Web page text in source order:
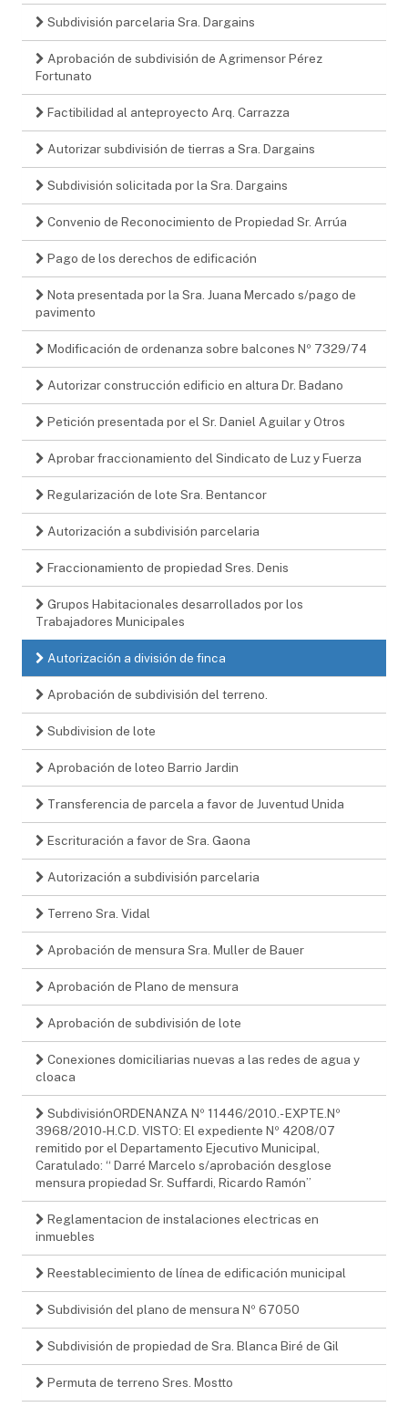
Subdivisión parcelaria Sra. Dargains
Aprobación de subdivisión de Agrimensor Pérez
Fortunato
Factibilidad al anteproyecto Arq. Carrazza
Autorizar subdivisión de tierras a Sra. Dargains
Subdivisión solicitada por la Sra. Dargains
Convenio de Reconocimiento de Propiedad Sr. Arrúa
Pago de los derechos de edificación
Nota presentada por la Sra. Juana Mercado s/pago de
pavimento
Modificación de ordenanza sobre balcones Nº 7329/74
Autorizar construcción edificio en altura Dr. Badano
Petición presentada por el Sr. Daniel Aguilar y Otros
Aprobar fraccionamiento del Sindicato de Luz y Fuerza
Regularización de lote Sra. Bentancor
Autorización a subdivisión parcelaria
Fraccionamiento de propiedad Sres. Denis
Grupos Habitacionales desarrollados por los
Trabajadores Municipales
Autorización a división de finca
Aprobación de subdivisión del terreno.
Subdivision de lote
Aprobación de loteo Barrio Jardin
Transferencia de parcela a favor de Juventud Unida
Escrituración a favor de Sra. Gaona
Autorización a subdivisión parcelaria
Terreno Sra. Vidal
Aprobación de mensura Sra. Muller de Bauer
Aprobación de Plano de mensura
Aprobación de subdivisión de lote
Conexiones domiciliarias nuevas a las redes de agua y
cloaca
SubdivisiónORDENANZA Nº 11446/2010.- EXPTE.Nº
3968/2010-H.C.D. VISTO: El expediente Nº 4208/07
remitido por el Departamento Ejecutivo Municipal,
Caratulado: “ Darré Marcelo s/aprobación desglose
mensura propiedad Sr. Suffardi, Ricardo Ramón”
Reglamentacion de instalaciones electricas en
inmuebles
Reestablecimiento de línea de edificación municipal
Subdivisión del plano de mensura Nº 67050
Subdivisión de propiedad de Sra. Blanca Biré de Gil
Permuta de terreno Sres. Mostto